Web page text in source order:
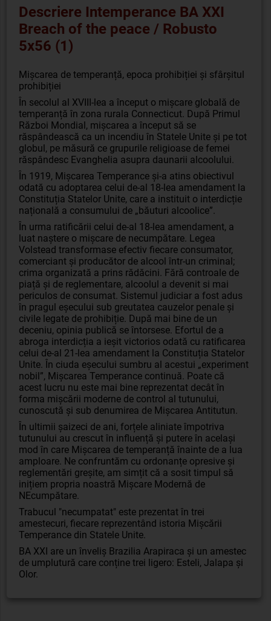
Descriere Intemperance BA XXI
Breach of the peace / Robusto
5x56 (1)
Mișcarea de temperanță, epoca prohibiției și sfârșitul
prohibiției
În secolul al XVIII-lea a început o mișcare globală de
temperanță în zona rurala Connecticut. După Primul
Război Mondial, mișcarea a început să se
răspândească ca un incendiu în Statele Unite și pe tot
globul, pe măsură ce grupurile religioase de femei
răspândesc Evanghelia asupra daunarii alcoolului.
În 1919, Mișcarea Temperance și-a atins obiectivul
odată cu adoptarea celui de-al 18-lea amendament la
Constituția Statelor Unite, care a instituit o interdicție
națională a consumului de „băuturi alcoolice”.
În urma ratificării celui de-al 18-lea amendament, a
luat naștere o mișcare de necumpătare. Legea
Volstead transformase efectiv fiecare consumator,
comerciant și producător de alcool într-un criminal;
crima organizată a prins rădăcini. Fără controale de
piață și de reglementare, alcoolul a devenit si mai
periculos de consumat. Sistemul judiciar a fost adus
în pragul eșecului sub greutatea cauzelor penale și
civile legate de prohibiție. După mai bine de un
deceniu, opinia publică se întorsese. Efortul de a
abroga interdicția a ieșit victorios odată cu ratificarea
celui de-al 21-lea amendament la Constituția Statelor
Unite. În ciuda eșecului sumbru al acestui „experiment
nobil”, Mișcarea Temperance continuă. Poate că
acest lucru nu este mai bine reprezentat decât în ​​
forma mișcării moderne de control al tutunului,
cunoscută și sub denumirea de Mișcarea Antitutun.
În ultimii șaizeci de ani, forțele aliniate împotriva
tutunului au crescut în influență și putere în același
mod în care Mișcarea de temperanță înainte de a lua
amploare. Ne confruntăm cu ordonanțe opresive și
reglementări greșite, am simțit că a sosit timpul să
inițiem propria noastră Mișcare Modernă de
NEcumpătare.
Trabucul "necumpatat" este prezentat în trei
amestecuri, fiecare reprezentând istoria Mișcării
Temperance din Statele Unite.
BA XXI are un înveliș Brazilia Arapiraca și un amestec
de umplutură care conține trei ligero: Esteli, Jalapa și
Olor.